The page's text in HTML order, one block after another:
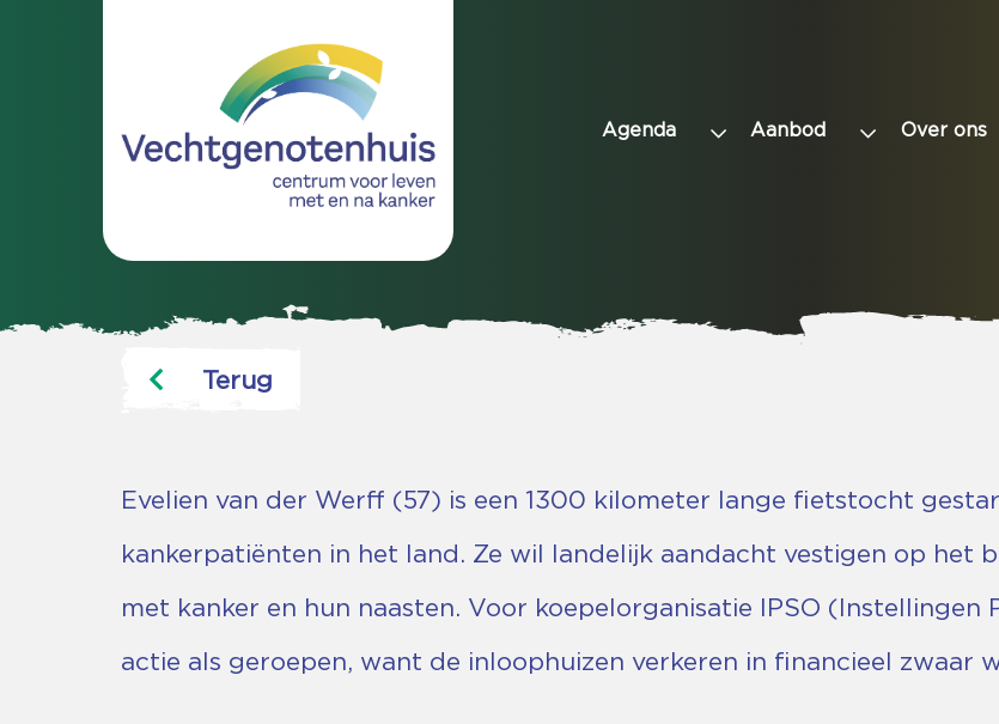
Agenda Aanbod Over ons
Terug
Evelien van der Werff (57) is een 1300 kilometer lange fietstocht
kankerpatiënten in het land. Ze wil landelijk aandacht vestigen op het
met kanker en hun naasten. Voor koepelorganisatie IPSO (Instellingen
actie als geroepen, want de inloophuizen verkeren in financieel zwaar